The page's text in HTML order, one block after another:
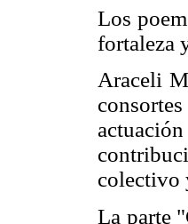
Los
fortaleza
Araceli
colectivo
La parte